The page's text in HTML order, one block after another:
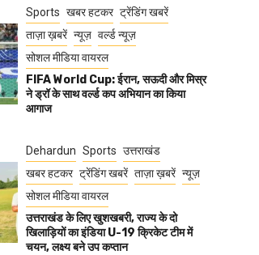
Sports खबर हटकर ट्रेंडिंग खबरें
ताज़ा ख़बरें न्यूज़ वर्ल्ड न्यूज़
सोशल मीडिया वायरल
FIFA World Cup: ईरान, सऊदी और मिस्र
ने ड्रॉ के साथ वर्ल्ड कप अभियान का किया
आगाज
Dehardun Sports उत्तराखंड
खबर हटकर ट्रेंडिंग खबरें ताज़ा ख़बरें न्यूज़
सोशल मीडिया वायरल
उत्तराखंड के लिए खुशखबरी, राज्य के दो
खिलाड़ियों का इंडिया U-19 क्रिकेट टीम में
चयन, लक्ष्य बने उप कप्तान